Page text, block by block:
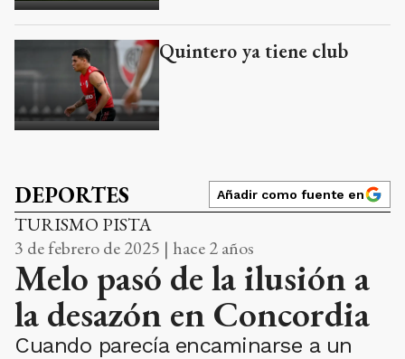
Quintero ya tiene club
DEPORTES Añadir como fuente en
TURISMO PISTA
3 de febrero de 2025 | hace 2 años
Melo pasó de la ilusión a
la desazón en Concordia
Cuando parecía encaminarse a un